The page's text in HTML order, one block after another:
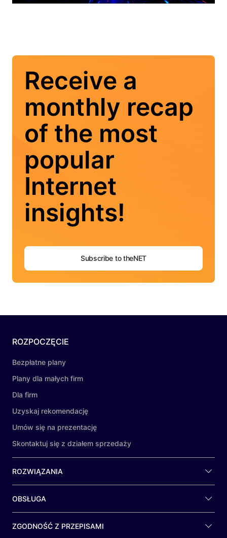
Receive a
monthly recap
of the most
popular
Internet
insights!
Subscribe to theNET
ROZPOCZĘCIE
Bezpłatne plany
Plany dla małych firm
Dla firm
Uzyskaj rekomendację
Umów się na prezentację
Skontaktuj się z działem sprzedaży
ROZWIĄZANIA
OBSŁUGA
ZGODNOŚĆ Z PRZEPISAMI